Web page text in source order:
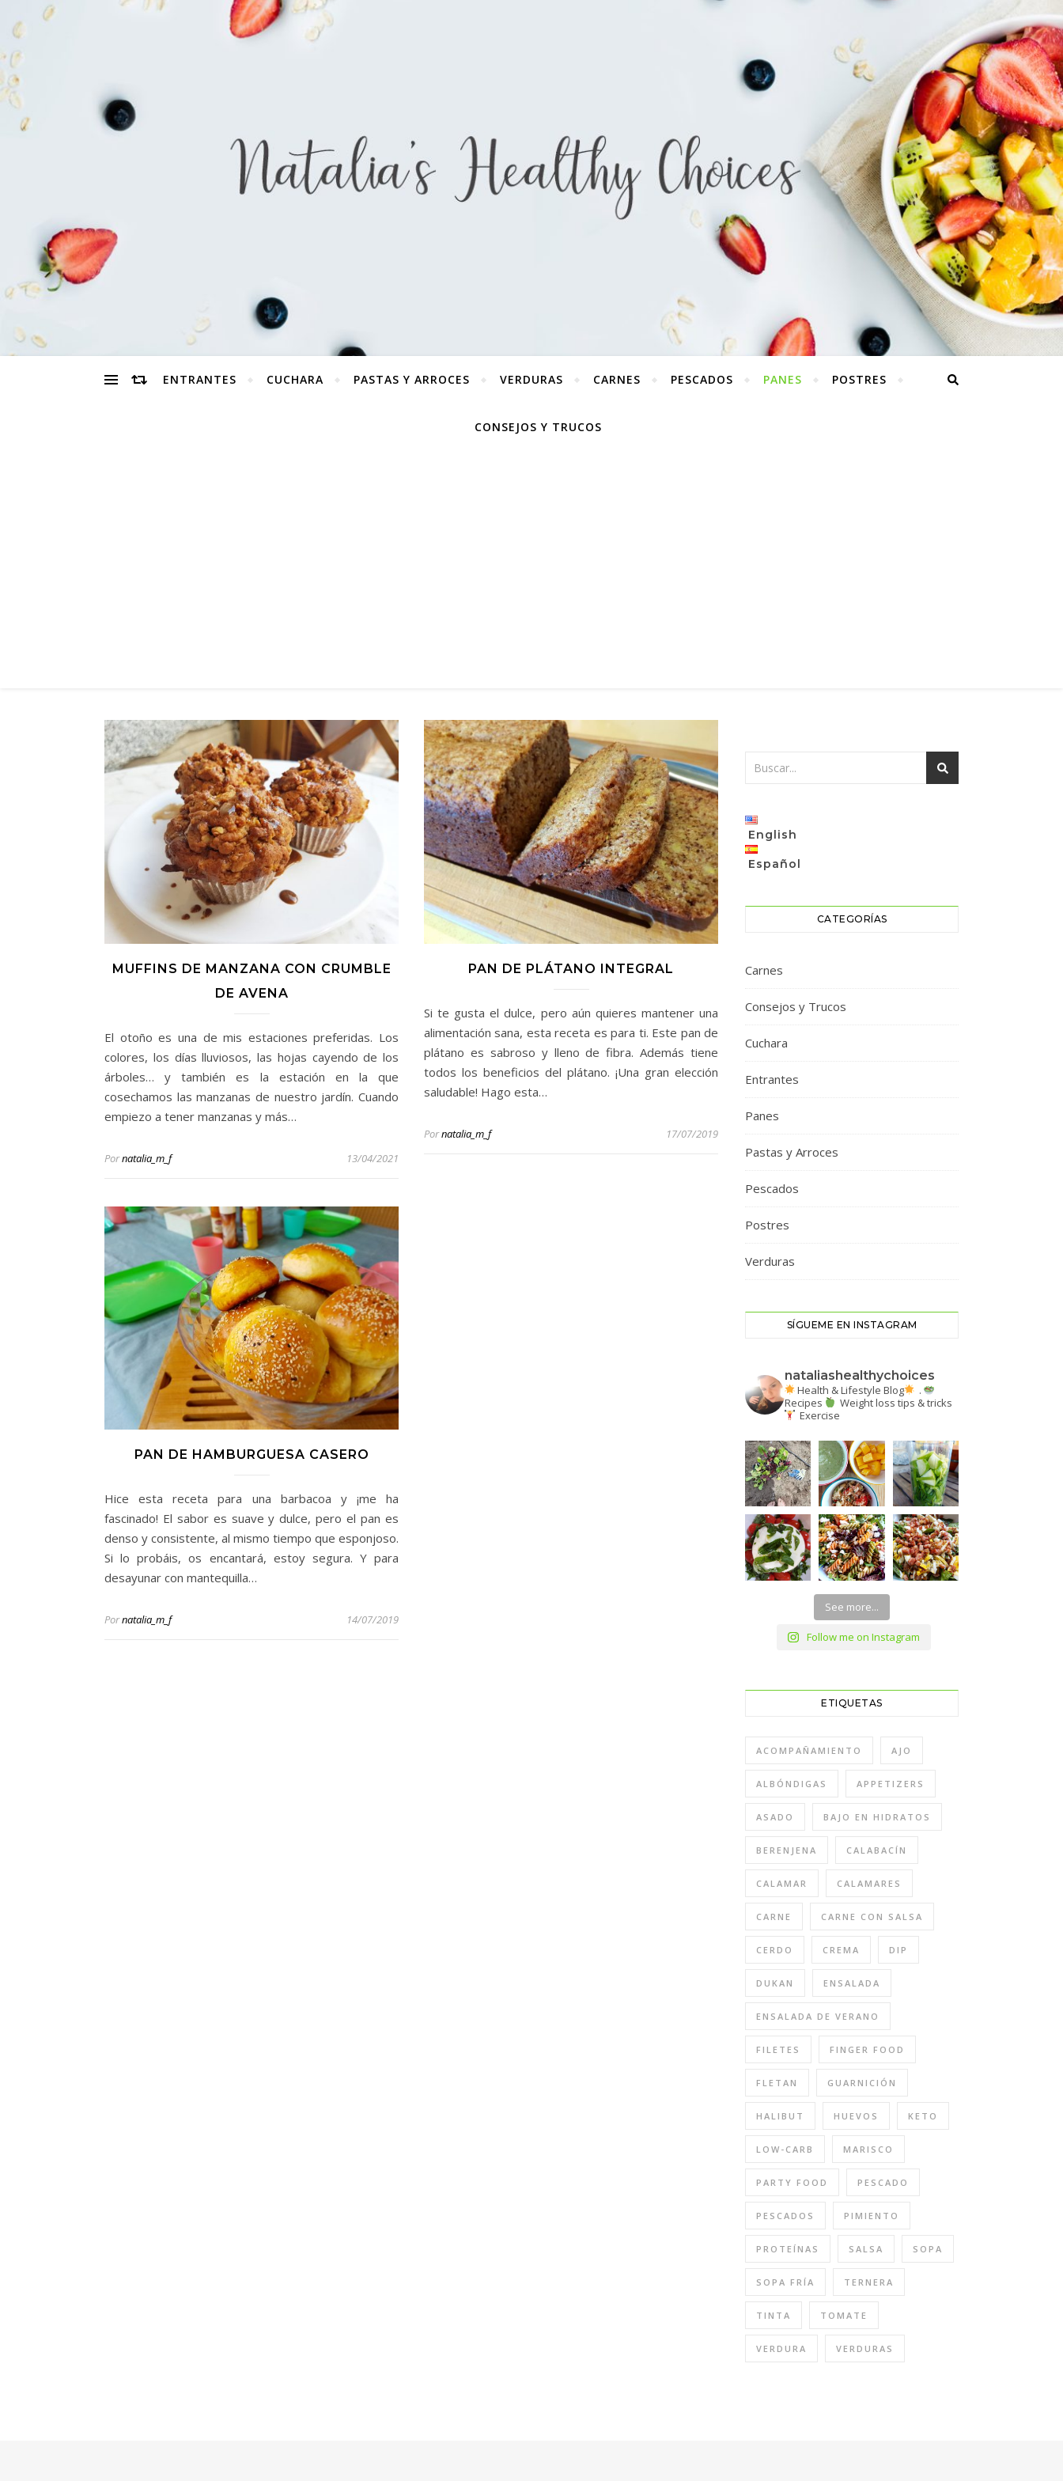
ENTRANTES CUCHARA PASTAS Y ARROCES VERDURAS CARNES PESCADOS PANES POSTRES
CONSEJOS Y TRUCOS
MUFFINS DE MANZANA CON CRUMBLE
DE AVENA
El otoño es una de mis estaciones preferidas. Los
colores, los días lluviosos, las hojas cayendo de los
árboles… y también es la estación en la que
cosechamos las manzanas de nuestro jardín. Cuando
empiezo a tener manzanas y más…
Pornatalia_m_f 13/04/2021
PAN DE PLÁTANO INTEGRAL
Si te gusta el dulce, pero aún quieres mantener una
alimentación sana, esta receta es para ti. Este pan de
plátano es sabroso y lleno de fibra. Además tiene
todos los beneficios del plátano. ¡Una gran elección
saludable! Hago esta…
Pornatalia_m_f 17/07/2019
PAN DE HAMBURGUESA CASERO
Hice esta receta para una barbacoa y ¡me ha
fascinado! El sabor es suave y dulce, pero el pan es
denso y consistente, al mismo tiempo que esponjoso.
Si lo probáis, os encantará, estoy segura. Y para
desayunar con mantequilla…
Pornatalia_m_f 14/07/2019
English
Español
CATEGORÍAS
Carnes
Consejos y Trucos
Cuchara
Entrantes
Panes
Pastas y Arroces
Pescados
Postres
Verduras
SÍGUEME EN INSTAGRAM
nataliashealthychoices
Health & Lifestyle Blog
.
Recipes
Weight loss tips & tricks
Exercise
See more...
Follow me on Instagram
ETIQUETAS
ACOMPAÑAMIENTO AJO
ALBÓNDIGAS APPETIZERS
ASADO BAJO EN HIDRATOS
BERENJENA CALABACÍN
CALAMAR CALAMARES
CARNE CARNE CON SALSA
CERDO CREMA DIP
DUKAN ENSALADA
ENSALADA DE VERANO
FILETES FINGER FOOD
FLETAN GUARNICIÓN
HALIBUT HUEVOS KETO
LOW-CARB MARISCO
PARTY FOOD PESCADO
PESCADOS PIMIENTO
PROTEÍNAS SALSA SOPA
SOPA FRÍA TERNERA
TINTA TOMATE
VERDURA VERDURAS